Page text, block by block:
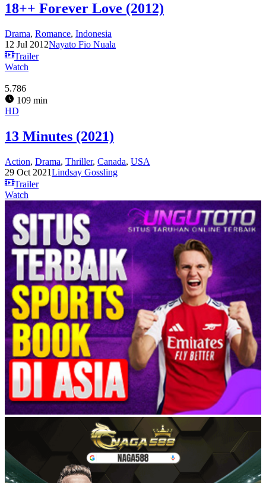
18++ Forever Love (2012)
Drama, Romance, Indonesia
12 Jul 2012Nayato Fio Nuala
Trailer
Watch
5.786
109 min
HD
13 Minutes (2021)
Action, Drama, Thriller, Canada, USA
29 Oct 2021Lindsay Gossling
Trailer
Watch